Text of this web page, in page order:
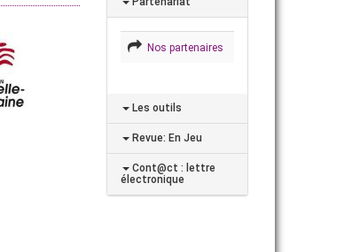
Nos partenaires
Les outils
Revue: En Jeu
Cont@ct : lettre
électronique